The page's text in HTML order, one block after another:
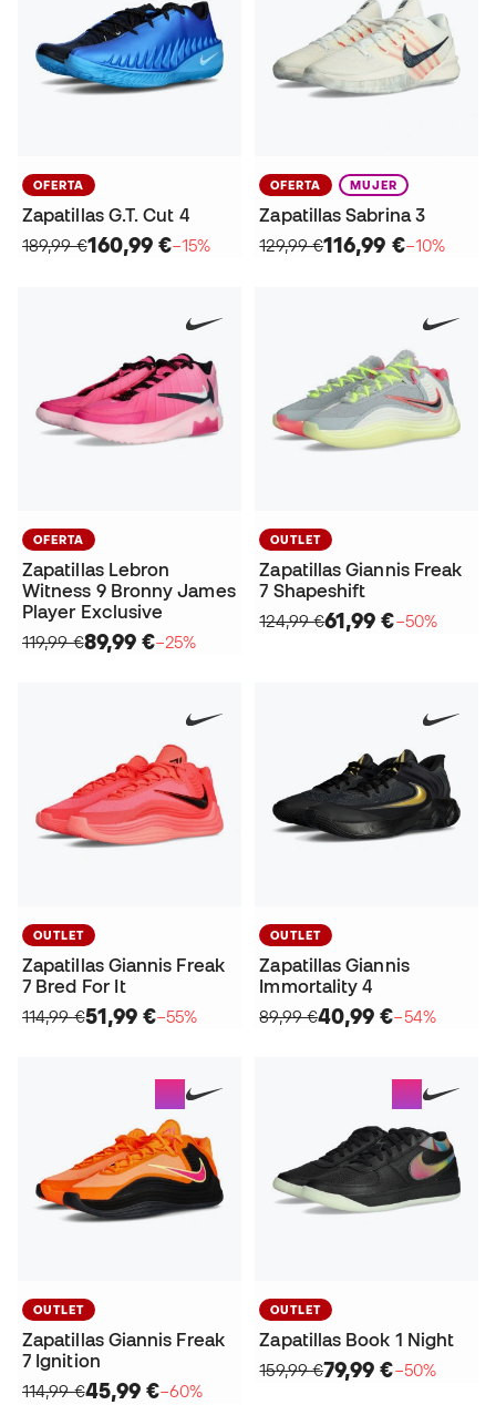
OFERTA
Zapatillas G.T. Cut 4
189,99 €160,99 €−15%
OFERTA MUJER
Zapatillas Sabrina 3
129,99 €116,99 €−10%
OFERTA
Zapatillas Lebron
Witness 9 Bronny James
Player Exclusive
119,99 €89,99 €−25%
OUTLET
Zapatillas Giannis Freak
7 Shapeshift
124,99 €61,99 €−50%
OUTLET
Zapatillas Giannis Freak
7 Bred For It
114,99 €51,99 €−55%
OUTLET
Zapatillas Giannis
Immortality 4
89,99 €40,99 €−54%
OUTLET
Zapatillas Giannis Freak
7 Ignition
114,99 €45,99 €−60%
OUTLET
Zapatillas Book 1 Night
159,99 €79,99 €−50%